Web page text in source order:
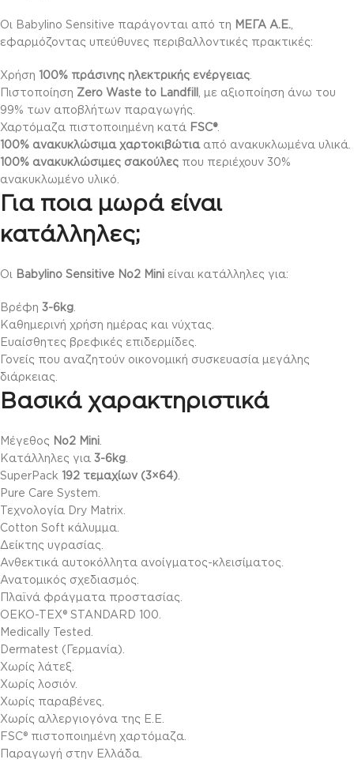
Οι Babylino Sensitive παράγονται από τη ΜΕΓΑ Α.Ε.,
εφαρμόζοντας υπεύθυνες περιβαλλοντικές πρακτικές:
Χρήση 100% πράσινης ηλεκτρικής ενέργειας.
Πιστοποίηση Zero Waste to Landfill , με αξιοποίηση άνω του
99% των αποβλήτων παραγωγής.
Χαρτόμαζα πιστοποιημένη κατά FSC®.
100% ανακυκλώσιμα χαρτοκιβώτιααπό ανακυκλωμένα υλικά.
100% ανακυκλώσιμες σακούλες που περιέχουν 30%
ανακυκλωμένο υλικό.
Για ποια μωρά είναι
κατάλληλες;
Οι Babylino Sensitive No2 Mini είναι κατάλληλες για:
Βρέφη 3-6kg.
Καθημερινή χρήση ημέρας και νύχτας.
Ευαίσθητες βρεφικές επιδερμίδες.
Γονείς που αναζητούν οικονομική συσκευασία μεγάλης
διάρκειας.
Βασικά χαρακτηριστικά
Μέγεθος No2 Mini.
Κατάλληλες για 3-6kg.
SuperPack 192 τεμαχίων (3×64).
Pure Care System.
Τεχνολογία Dry Matrix.
Cotton Soft κάλυμμα.
Δείκτης υγρασίας.
Ανθεκτικά αυτοκόλλητα ανοίγματος-κλεισίματος.
Ανατομικός σχεδιασμός.
Πλαϊνά φράγματα προστασίας.
OEKO-TEX® STANDARD 100.
Medically Tested.
Dermatest (Γερμανία).
Χωρίς λάτεξ.
Χωρίς λοσιόν.
Χωρίς παραβένες.
Χωρίς αλλεργιογόνα της Ε.Ε.
FSC® πιστοποιημένη χαρτόμαζα.
Παραγωγή στην Ελλάδα.